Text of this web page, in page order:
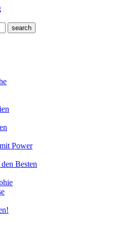
Power
Besten